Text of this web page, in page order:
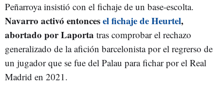
Peñarroya insistió con el fichaje de un base-escolta.
Navarro activó entoncesel fichaje de Heurtel,
abortado por Laporta tras comprobar el rechazo
generalizado de la afición barcelonista por el regrerso de
un jugador que se fue del Palau para fichar por el Real
Madrid en 2021.